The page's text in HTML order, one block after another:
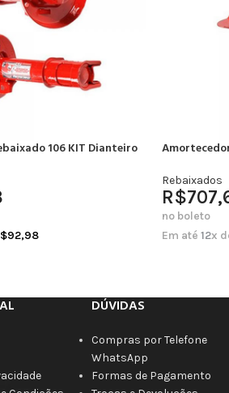
106 KIT Dianteiro
92,98
Rebaixados
R$
no boleto
Em até 12x
DÚVIDAS
Compras por Telefone
WhatsApp
Formas de Pagamento